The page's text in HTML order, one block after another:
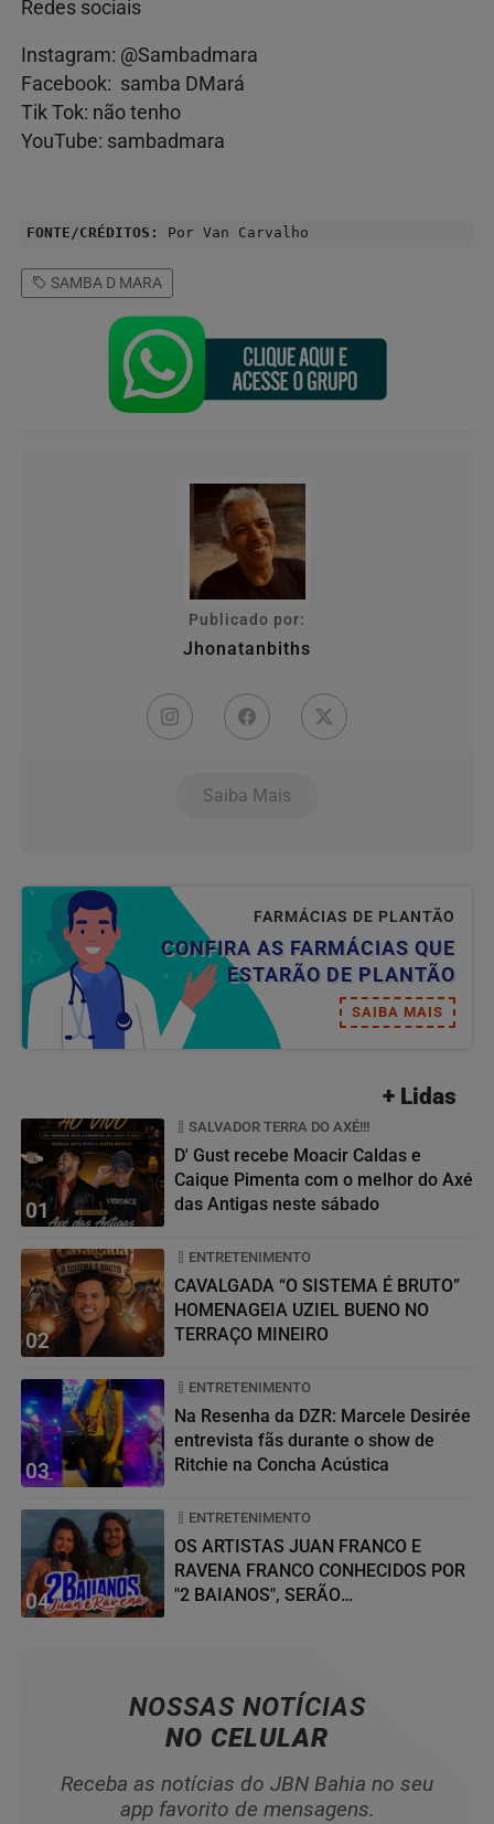
Redes sociais
Instagram: @Sambadmara
Facebook: samba DMará
Tik Tok: não tenho
YouTube: sambadmara
FONTE/CRÉDITOS: Por Van Carvalho
SAMBA D MARA
Publicado por:
Jhonatanbiths
Saiba Mais
FARMÁCIAS DE PLANTÃO
CONFIRA AS FARMÁCIAS QUE
ESTARÃO DE PLANTÃO
SAIBA MAIS
+ Lidas
01
SALVADOR TERRA DO AXÉ!!!
D' Gust recebe Moacir Caldas e
Caique Pimenta com o melhor do Axé
das Antigas neste sábado
02
ENTRETENIMENTO
CAVALGADA “O SISTEMA É BRUTO”
HOMENAGEIA UZIEL BUENO NO
TERRAÇO MINEIRO
03
ENTRETENIMENTO
Na Resenha da DZR: Marcele Desirée
entrevista fãs durante o show de
Ritchie na Concha Acústica
04
ENTRETENIMENTO
OS ARTISTAS JUAN FRANCO E
RAVENA FRANCO CONHECIDOS POR
"2 BAIANOS", SERÃO
NOSSAS NOTÍCIAS
NO CELULAR
Receba as notícias do JBN Bahia no seu
app favorito de mensagens.